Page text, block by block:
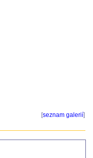
[seznam galerií]